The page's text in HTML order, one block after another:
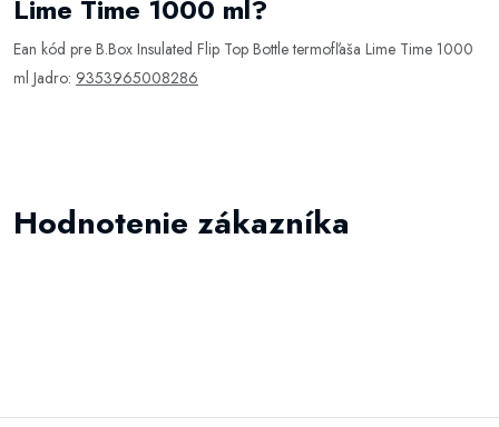
Lime Time 1000 ml?
Ean kód pre B.Box Insulated Flip Top Bottle termofľaša Lime Time 1000
ml Jadro: 9353965008286
Hodnotenie zákazníka